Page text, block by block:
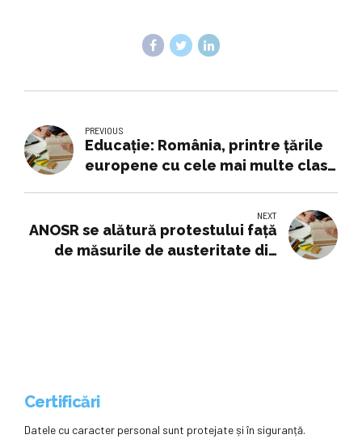
PREVIOUS
Educaţie: România, printre ţările
europene cu cele mai multe clase
NEXT
ANOSR se alătură protestului faţă
de măsurile de austeritate din
Certificări
Datele cu caracter personal sunt protejate și în siguranță.